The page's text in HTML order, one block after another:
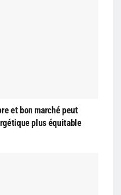
et bon marché peut
plus équitable